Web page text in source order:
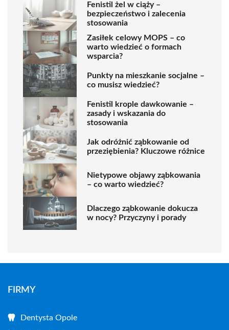
Fenistil żel w ciąży –
bezpieczeństwo i zalecenia
stosowania
Zasiłek celowy MOPS – co
warto wiedzieć o formach
wsparcia?
Punkty na mieszkanie socjalne –
co musisz wiedzieć?
Fenistil krople dawkowanie –
zasady i wskazania do
stosowania
Jak odróżnić ząbkowanie od
przeziębienia? Kluczowe różnice
Nietypowe objawy ząbkowania
– co warto wiedzieć?
Dlaczego ząbkowanie dokucza
w nocy? Przyczyny i porady
FIRMY
Dentysta Opole